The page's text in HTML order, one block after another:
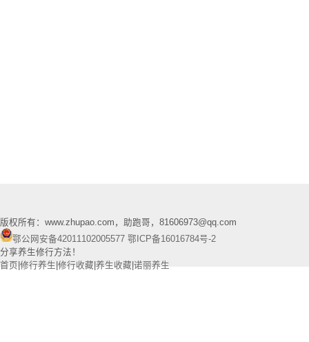
版权所有：www.zhupao.com，助跑哥，81606973@qq.com
鄂公网安备42011102005577 鄂ICP备16016784号-2
分享养生修行方法！
首页 修行养生 修行收藏 养生收藏 诺丽养生